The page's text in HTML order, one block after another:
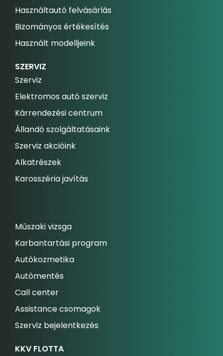
Használtautó felvásárlás
Bizományos értékesítés
Használt modelljeink
SZERVIZ
Szerviz
Elektromos autó szerviz
Kárrendezési centrum
Állandó szolgáltatásaink
Szerviz akcióink
Alkatrészek
Karosszéria javítás
Műszaki vizsga
Karbantartási program
Autókozmetika
Autómentés
Call center
Assistance csomagok
Szerviz bejelentkezés
KKV FLOTTA